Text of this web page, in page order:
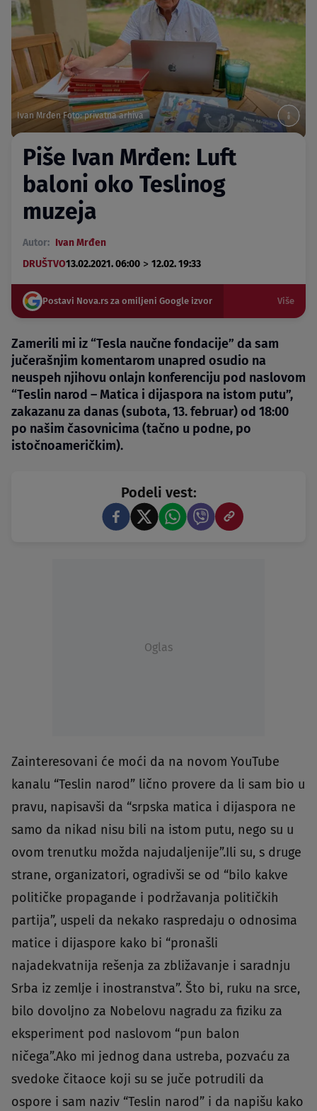
Ivan Mrđen Foto: privatna arhiva
Piše Ivan Mrđen: Luft
baloni oko Teslinog
muzeja
Autor: Ivan Mrđen
DRUŠTVO13.02.2021. 06:00 > 12.02. 19:33
Postavi Nova.rs za omiljeni Google izvor Više
Zamerili mi iz “Tesla naučne fondacije” da sam
jučerašnjim komentarom unapred osudio na
neuspeh njihovu onlajn konferenciju pod naslovom
“Teslin narod – Matica i dijaspora na istom putu”,
zakazanu za danas (subota, 13. februar) od 18:00
po našim časovnicima (tačno u podne, po
istočnoameričkim).
Podeli vest:
Oglas
Zainteresovani će moći da na novom YouTube
kanalu “Teslin narod” lično provere da li sam bio u
pravu, napisavši da “srpska matica i dijaspora ne
samo da nikad nisu bili na istom putu, nego su u
ovom trenutku možda najudaljenije”.Ili su, s druge
strane, organizatori, ogradivši se od “bilo kakve
političke propagande i podržavanja političkih
partija”, uspeli da nekako raspredaju o odnosima
matice i dijaspore kako bi “pronašli
najadekvatnija rešenja za zbližavanje i saradnju
Srba iz zemlje i inostranstva”. Što bi, ruku na srce,
bilo dovoljno za Nobelovu nagradu za fiziku za
eksperiment pod naslovom “pun balon
ničega”.Ako mi jednog dana ustreba, pozvaću za
svedoke čitaoce koji su se juče potrudili da
ospore i sam naziv “Teslin narod” i da napišu kako